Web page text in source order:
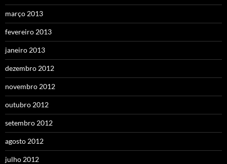
março 2013
fevereiro 2013
janeiro 2013
dezembro 2012
novembro 2012
outubro 2012
setembro 2012
agosto 2012
julho 2012